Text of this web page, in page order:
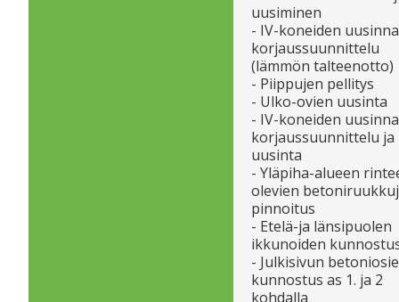
uusiminen
- IV-koneiden
korjaussuunnittelu
(lämmön talteenotto)
- Piippujen pellitys
- Ulko-ovien uusinta
- IV-koneiden
korjaussuunnittelu ja
uusinta
- Yläpiha-alueen
olevien
pinnoitus
- Etelä-ja länsipuolen
ikkunoiden
- Julkisivun
kunnostus as 1. ja 2
kohdalla